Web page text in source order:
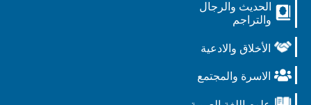
الحديث والرجال
والتراجم
الأخلاق والادعية
الاسرة والمجتمع